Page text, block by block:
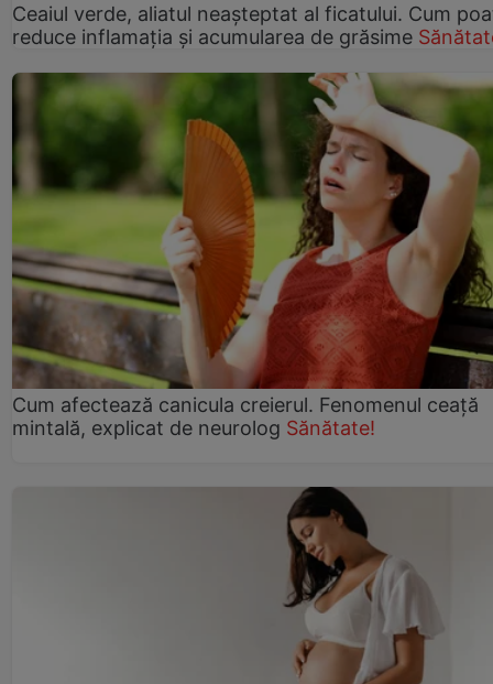
Ceaiul verde, aliatul neașteptat al ficatului. Cum
reduce inflamația și acumularea de grăsime
Cum afectează canicula creierul. Fenomenul ceață
mintală, explicat de neurolog Sănătate!